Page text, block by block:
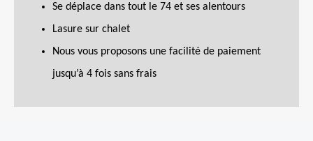
Se déplace dans tout le 74 et ses alentours
Lasure sur chalet
Nous vous proposons une facilité de paiement
jusqu’à 4 fois sans frais